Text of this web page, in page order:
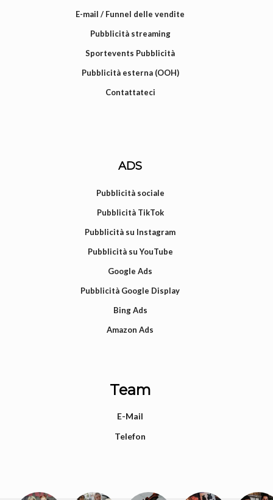
E-mail / Funnel delle vendite
Pubblicità streaming
Sportevents Pubblicità
Pubblicità esterna (OOH)
Contattateci
ADS
Pubblicità sociale
Pubblicità TikTok
Pubblicità su Instagram
Pubblicità su YouTube
Google Ads
Pubblicità Google Display
Bing Ads
Amazon Ads
Team
E-Mail
Telefon